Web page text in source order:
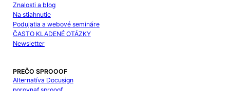
Znalosti a blog
Na stiahnutie
Podujatia a webové semináre
ČASTO KLADENÉ OTÁZKY
Newsletter
PREČO SPROOOF
Alternatíva Docusign